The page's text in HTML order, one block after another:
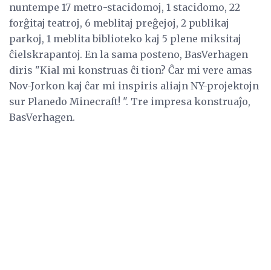
nuntempe 17 metro-stacidomoj, 1 stacidomo, 22
forĝitaj teatroj, 6 meblitaj preĝejoj, 2 publikaj
parkoj, 1 meblita biblioteko kaj 5 plene miksitaj
ĉielskrapantoj. En la sama posteno, BasVerhagen
diris "Kial mi konstruas ĉi tion? Ĉar mi vere amas
Nov-Jorkon kaj ĉar mi inspiris aliajn NY-projektojn
sur Planedo Minecraft! ". Tre impresa konstruaĵo,
BasVerhagen.